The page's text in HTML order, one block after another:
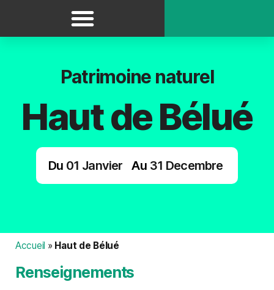
Patrimoine naturel
Haut de Bélué
Du 01 Janvier Au 31 Decembre
Accueil » Haut de Bélué
Renseignements